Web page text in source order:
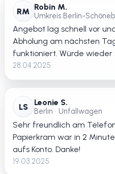
RM Robin M.
Umkreis Berlin-
Angebot lag schnell vor
Abholung am nächsten
funktioniert. Würde wieder
28.04.2025
LS Leonie S.
Berlin • Unfallwagen
Sehr freundlich am
Papierkram war in 2
aufs Konto. Danke!
19.03.2025